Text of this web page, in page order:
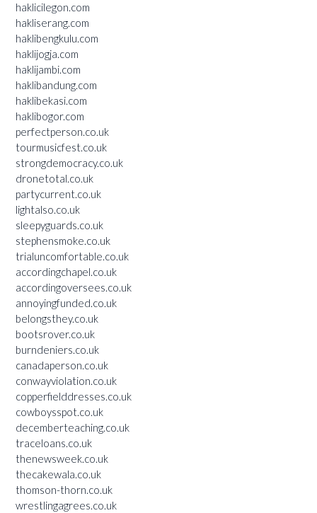
haklicilegon.com
hakliserang.com
haklibengkulu.com
haklijogja.com
haklijambi.com
haklibandung.com
haklibekasi.com
haklibogor.com
perfectperson.co.uk
tourmusicfest.co.uk
strongdemocracy.co.uk
dronetotal.co.uk
partycurrent.co.uk
lightalso.co.uk
sleepyguards.co.uk
stephensmoke.co.uk
trialuncomfortable.co.uk
accordingchapel.co.uk
accordingoversees.co.uk
annoyingfunded.co.uk
belongsthey.co.uk
bootsrover.co.uk
burndeniers.co.uk
canadaperson.co.uk
conwayviolation.co.uk
copperfielddresses.co.uk
cowboysspot.co.uk
decemberteaching.co.uk
traceloans.co.uk
thenewsweek.co.uk
thecakewala.co.uk
thomson-thorn.co.uk
wrestlingagrees.co.uk